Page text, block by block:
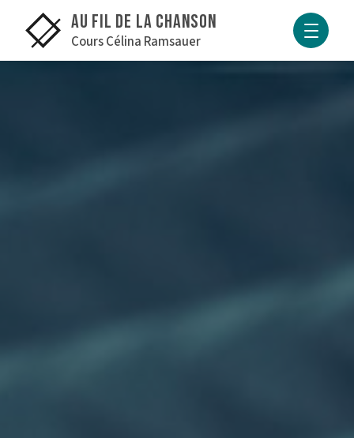
Au fil de la Chanson
Cours Célina Ramsauer
INTERVENANTS
CHANSONS SUR SCÈNE